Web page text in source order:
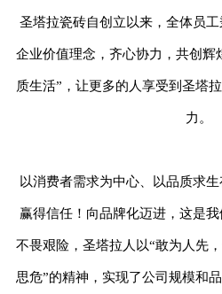
圣塔拉瓷砖自创立以来，全体员工
企业价值理念，齐心协力，共创辉
质生活”，让更多的人享受到 圣塔
力。
以消费者需求为中心、以品质求
赢得信任！向品牌化迈进，这是
不畏艰险， 圣塔拉 人以“敢为人先
思危”的精神，实现了公司规模和